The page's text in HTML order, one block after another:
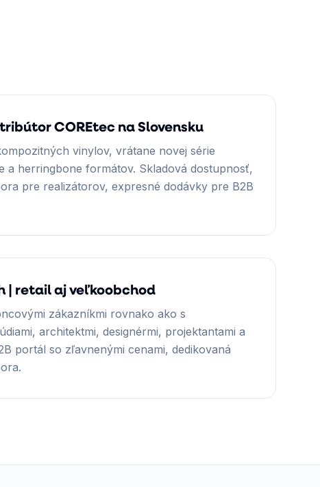
COREtec na Slovensku
vinylov, vrátane novej série
a herringbone formátov. Skladová dostupnosť,
pre realizátorov, expresné dodávky pre B2B
| retail aj veľkoobchod
zákazníkmi rovnako ako s
architektmi, designérmi, projektantami a
portál so zľavnenými cenami, dedikovaná